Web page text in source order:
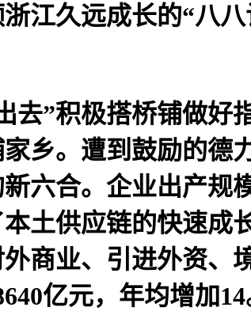
久远成长的“八八
”积极搭桥铺做好
乡。遭到鼓励的德
六合。企业出产规
土供应链的快速成
商业、引进外资、
亿元，年均增加14